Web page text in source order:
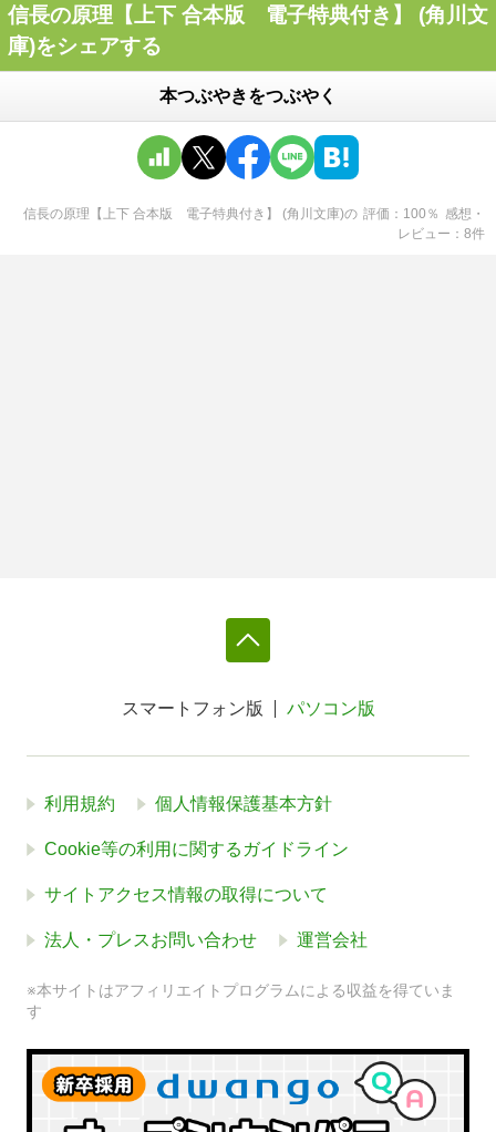
信長の原理【上下 合本版 電子特典付き】 (角川文
庫)をシェアする
本つぶやきをつぶやく
信長の原理【上下 合本版 電子特典付き】 (角川文庫)の 評価 100 ％ 感想・
レビュー
8件
スマートフォン版 パソコン版
利用規約 個人情報保護基本方針
Cookie等の利用に関するガイドライン
サイトアクセス情報の取得について
法人・プレスお問い合わせ 運営会社
※本サイトはアフィリエイトプログラムによる収益を得ていま
す